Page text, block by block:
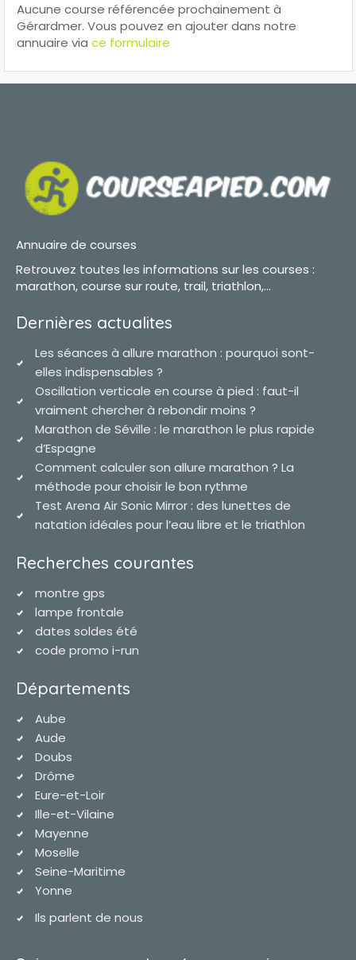
Aucune course référencée prochainement à
Gérardmer. Vous pouvez en ajouter dans notre
annuaire via ce formulaire
Annuaire de courses
Retrouvez toutes les informations sur les courses :
marathon, course sur route, trail, triathlon,...
Dernières actualites
Les séances à allure marathon : pourquoi sont-
elles indispensables ?
Oscillation verticale en course à pied : faut-il
vraiment chercher à rebondir moins ?
Marathon de Séville : le marathon le plus rapide
d’Espagne
Comment calculer son allure marathon ? La
méthode pour choisir le bon rythme
Test Arena Air Sonic Mirror : des lunettes de
natation idéales pour l’eau libre et le triathlon
Recherches courantes
montre gps
lampe frontale
dates soldes été
code promo i-run
Départements
Aube
Aude
Doubs
Drôme
Eure-et-Loir
Ille-et-Vilaine
Mayenne
Moselle
Seine-Maritime
Yonne
Ils parlent de nous